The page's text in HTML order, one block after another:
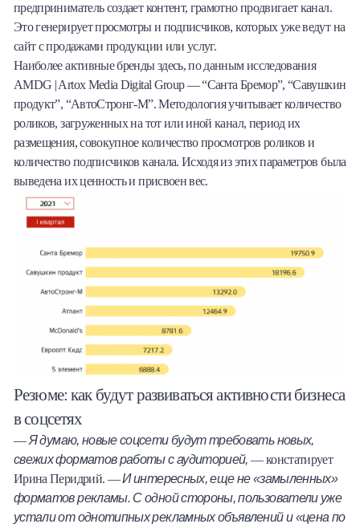
предприниматель создает контент, грамотно продвигает канал.
Это генерирует просмотры и подписчиков, которых уже ведут на
сайт с продажами продукции или услуг.
Наиболее активные бренды здесь, по данным исследования
AMDG | Artox Media Digital Group — “Санта Бремор”, “Савушкин
продукт”, “АвтоСтронг-М”. Методология учитывает количество
роликов, загруженных на тот или иной канал, период их
размещения, совокупное количество просмотров роликов и
количество подписчиков канала. Исходя из этих параметров была
выведена их ценность и присвоен вес.
Резюме: как будут развиваться активности бизнеса
в соцсетях
—Я думаю, новые соцсети будут требовать новых,
свежих форматов работы с аудиторией, — констатирует
Ирина Перидрий. —И интересных, еще не «замыленных»
форматов рекламы. С одной стороны, пользователи уже
устали от однотипных рекламных объявлений и «цена по